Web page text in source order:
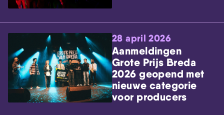
28 april 2026
Aanmeldingen
Grote Prijs Breda
2026 geopend met
nieuwe categorie
voor producers